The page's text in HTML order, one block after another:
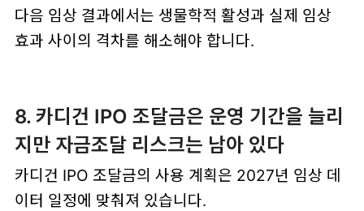
다음 임상 결과에서는 생물학적 활성과 실제 임상
효과 사이의 격차를 해소해야 합니다.
8. 카디건 IPO 조달금은 운영 기간을 늘리
지만 자금조달 리스크는 남아 있다
카디건 IPO 조달금의 사용 계획은 2027년 임상 데
이터 일정에 맞춰져 있습니다.